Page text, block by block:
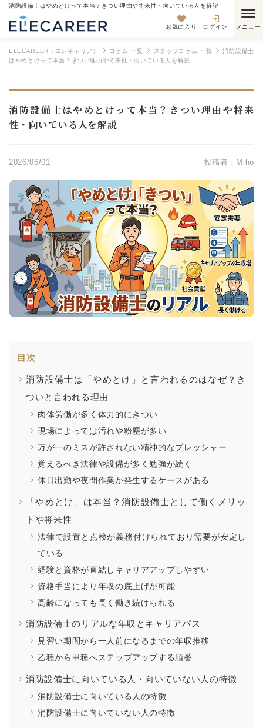
消防設備士はやめとけって本当？きつい理由や将来性・向いている人を解説
お気に入り ログイン
ELECAREER（エレキャリア） コラム 一覧 スタッフコラム 一覧
消防設備士
はやめとけって本当？きつい理由や将来性・向いている人を解説
消防設備士はやめとけって本当？きつい理由や将来
性・向いている人を解説
2026/06/01 投稿者：Miho
目次
消防設備士は「やめとけ」と言われるのはなぜ？き
ついと言われる理由
肉体労働が多く体力的にきつい
現場によっては汚れや粉塵が多い
万が一のミスが許されない精神的なプレッシャー
覚えるべき法律や設備が多く勉強が続く
休日出勤や夜間作業が発生するケースがある
「やめとけ」は本当？消防設備士として働くメリッ
トや将来性
法律で設置と点検が義務付けられており需要が安定し
ている
経験と資格が直結しキャリアアップしやすい
資格手当により年収の底上げが可能
高齢になっても長く働き続けられる
消防設備士のリアルな年収とキャリアパス
見習い期間から一人前になるまでの年収推移
乙種から甲種へステップアップする順番
消防設備士に向いている人・向いていない人の特徴
消防設備士に向いている人の特徴
消防設備士に向いていない人の特徴